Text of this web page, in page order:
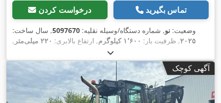
درخواست کردن تماس بگیرید
وضعیت: نو, شماره دستگاه/وسیله نقلیه: 5097670, سال ساخت:
۲۰۲۵, ظرفیت بار: ۱٬۶۰۰ کیلوگرم , ارتفاع بالابری: ۲۲۰ میلی‌متر
,
, نوع سوخت:
ارتفاع سازه:۱٬۳۰۰ میلی‌متر , ولتاژ باتری: ۲۵٫۶ V , طول شاخک‌ها:
۱٬۱۵۰ میلی‌متر
, وزن کل: ۴۰۰ کیلوگرم , آگهی کوچک